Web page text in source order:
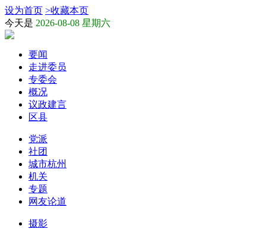
设为首页 >收藏本页
今天是 2026-08-08 星期六
要闻
走进委员
专委会
概况
议政建言
区县
党派
社团
城市杭州
机关
专题
网友论道
摄影